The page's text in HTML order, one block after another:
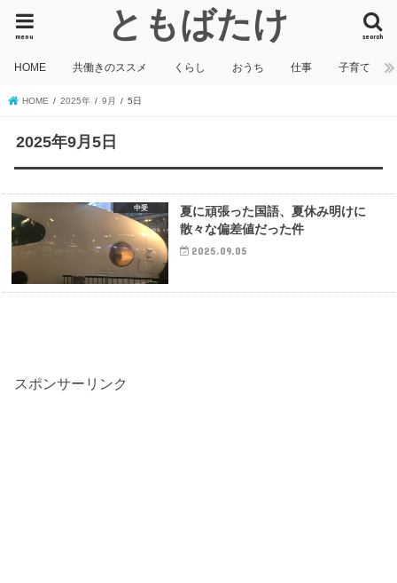
ともばたけ search
menu
HOME 共働きのススメ くらし おうち 仕事 子育て
HOME 2025年 9月 5日
2025年9月5日
中受
夏に頑張った国語、夏休み明けに
散々な偏差値だった件
2025.09.05
スポンサーリンク